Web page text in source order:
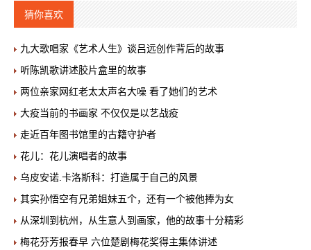
猜你喜欢
九大歌唱家《艺术人生》谈吕远创作背后的故事
听陈凯歌讲述胶片盒里的故事
两位亲家网红老太太声名大噪 看了她们的艺术
大疫当前的书画家 不仅仅是以艺战疫
走近百年图书馆里的古籍守护者
花儿：花儿演唱者的故事
乌皮安诺.卡洛斯科：打造属于自己的风景
其实孙悟空有兄弟姐妹五个，还有一个被他捧为女
从深圳到杭州，从生意人到画家，他的故事十分精彩
梅花芬芳报春早 六位楚剧梅花奖得主集体讲述